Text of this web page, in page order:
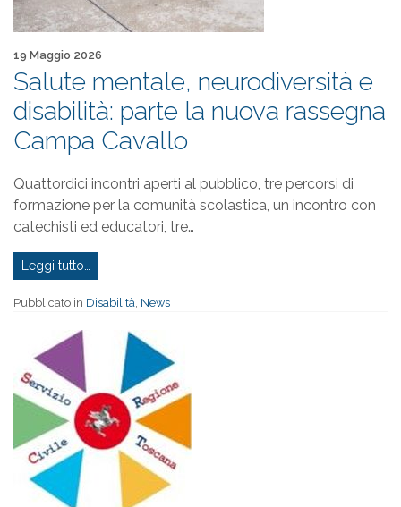
Pubblicato il
19 Maggio 2026
Salute mentale, neurodiversità e
disabilità: parte la nuova rassegna
Campa Cavallo
Quattordici incontri aperti al pubblico, tre percorsi di
formazione per la comunità scolastica, un incontro con
catechisti ed educatori, tre…
Leggi tutto…
Pubblicato in Disabilità, News